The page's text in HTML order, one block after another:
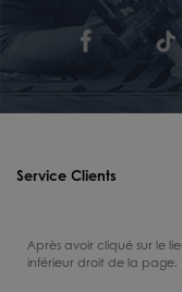
Service Clients
Après avoir cliqué sur le
inférieur droit de la page.